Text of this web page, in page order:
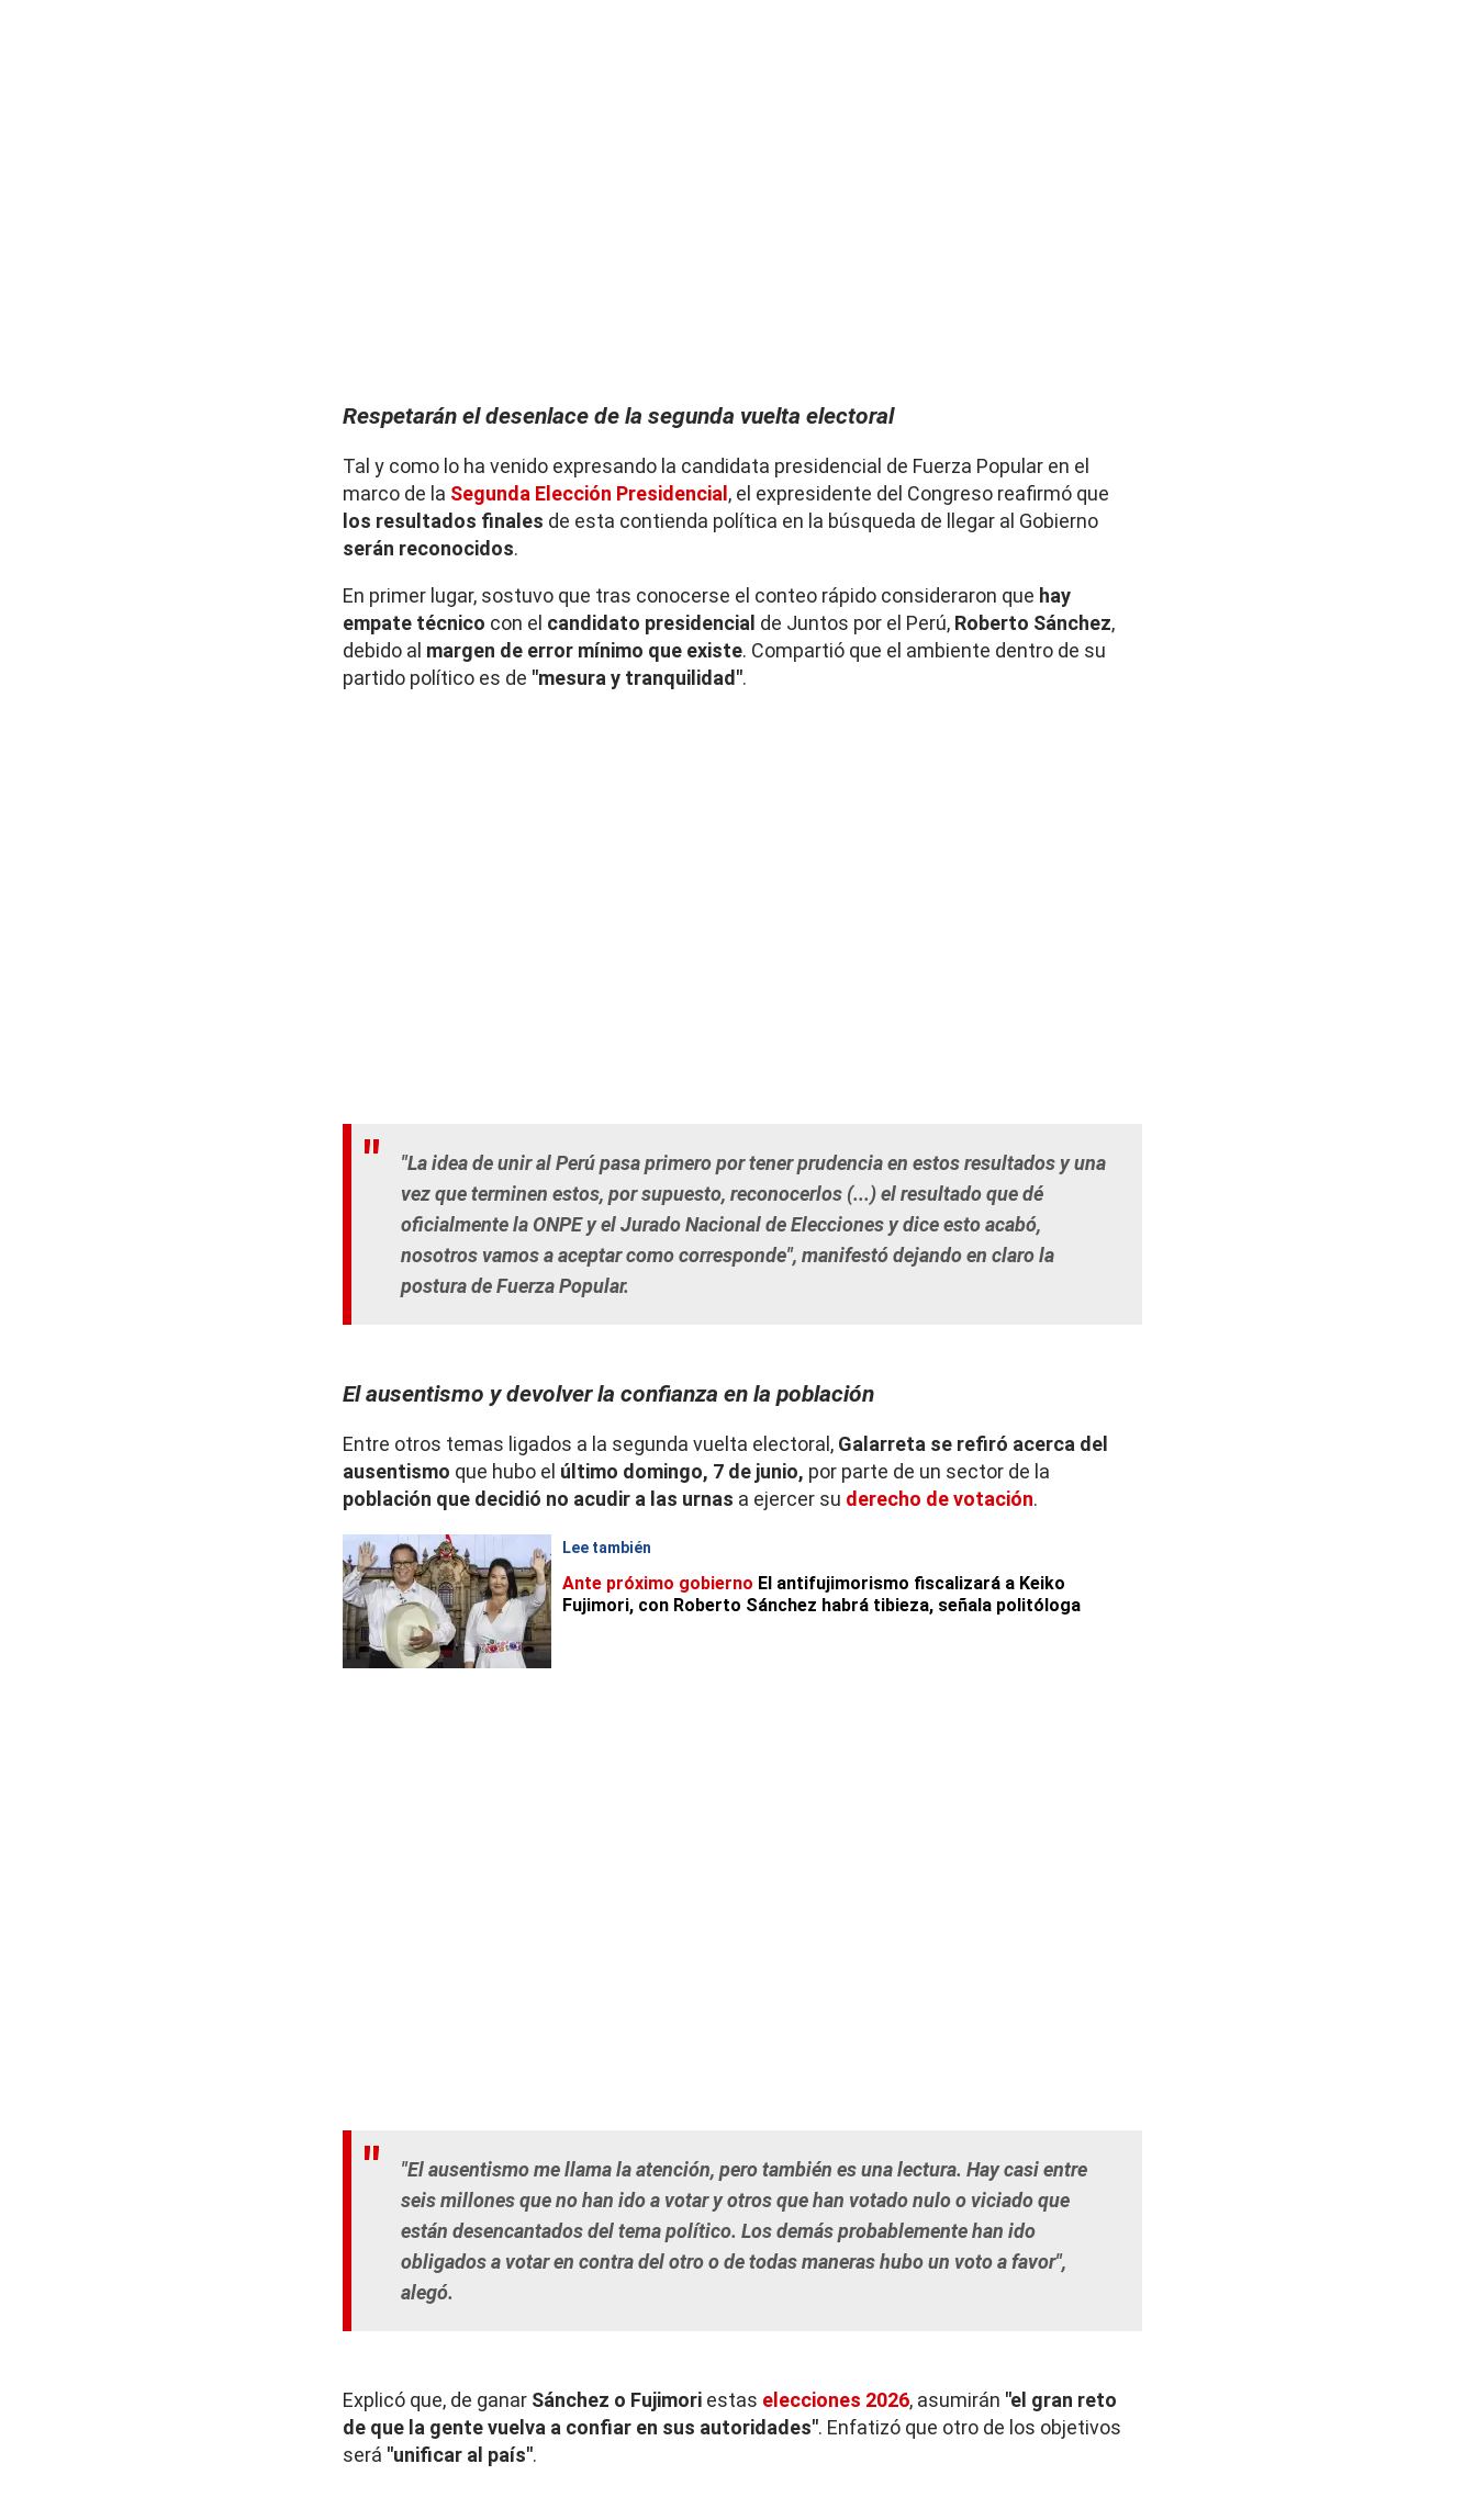
Respetarán el desenlace de la segunda vuelta electoral
Tal y como lo ha venido expresando la candidata presidencial de Fuerza Popular en el
marco de la Segunda Elección Presidencial , el expresidente del Congreso reafirmó que
los resultados finales de esta contienda política en la búsqueda de llegar al Gobierno
serán reconocidos.
En primer lugar, sostuvo que tras conocerse el conteo rápido consideraron que hay
empate técnico con el candidato presidencial de Juntos por el Perú, Roberto Sánchez,
debido al margen de error mínimo que existe. Compartió que el ambiente dentro de su
partido político es de "mesura y tranquilidad".
"La idea de unir al Perú pasa primero por tener prudencia en estos resultados y una
vez que terminen estos, por supuesto, reconocerlos (...) el resultado que dé
oficialmente la ONPE y el Jurado Nacional de Elecciones y dice esto acabó,
nosotros vamos a aceptar como corresponde", manifestó dejando en claro la
postura de Fuerza Popular.
El ausentismo y devolver la confianza en la población
Entre otros temas ligados a la segunda vuelta electoral, Galarreta se refiró acerca del
ausentismo que hubo el último domingo, 7 de junio, por parte de un sector de la
población que decidió no acudir a las urnas a ejercer su derecho de votación.
Lee también
Ante próximo gobierno El antifujimorismo fiscalizará a Keiko
Fujimori, con Roberto Sánchez habrá tibieza, señala politóloga
"El ausentismo me llama la atención, pero también es una lectura. Hay casi entre
seis millones que no han ido a votar y otros que han votado nulo o viciado que
están desencantados del tema político. Los demás probablemente han ido
obligados a votar en contra del otro o de todas maneras hubo un voto a favor",
alegó.
Explicó que, de ganar Sánchez o Fujimori estas elecciones 2026, asumirán "el gran reto
de que la gente vuelva a confiar en sus autoridades". Enfatizó que otro de los objetivos
será "unificar al país".